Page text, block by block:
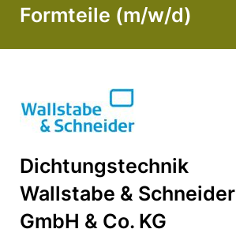
Formteile (m/w/d)
Dichtungstechnik
Wallstabe & Schneider
GmbH & Co. KG